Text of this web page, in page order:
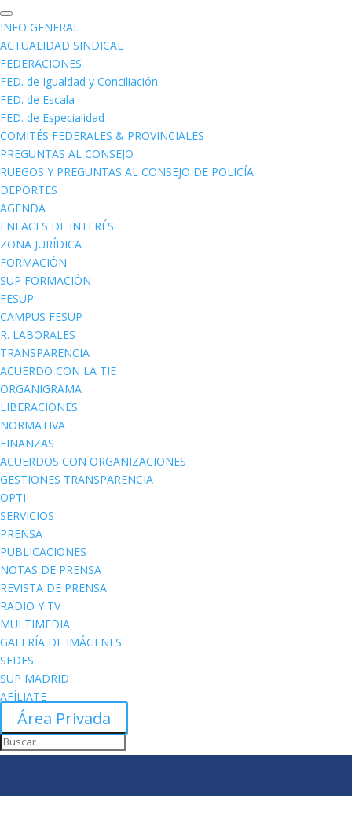
INFO GENERAL
ACTUALIDAD SINDICAL
FEDERACIONES
FED. de Igualdad y Conciliación
FED. de Escala
FED. de Especialidad
COMITÉS FEDERALES & PROVINCIALES
PREGUNTAS AL CONSEJO
RUEGOS Y PREGUNTAS AL CONSEJO DE POLICÍA
DEPORTES
AGENDA
ENLACES DE INTERÉS
ZONA JURÍDICA
FORMACIÓN
SUP FORMACIÓN
FESUP
CAMPUS FESUP
R. LABORALES
TRANSPARENCIA
ACUERDO CON LA TIE
ORGANIGRAMA
LIBERACIONES
NORMATIVA
FINANZAS
ACUERDOS CON ORGANIZACIONES
GESTIONES TRANSPARENCIA
OPTI
SERVICIOS
PRENSA
PUBLICACIONES
NOTAS DE PRENSA
REVISTA DE PRENSA
RADIO Y TV
MULTIMEDIA
GALERÍA DE IMÁGENES
SEDES
SUP MADRID
AFÍLIATE
Área Privada